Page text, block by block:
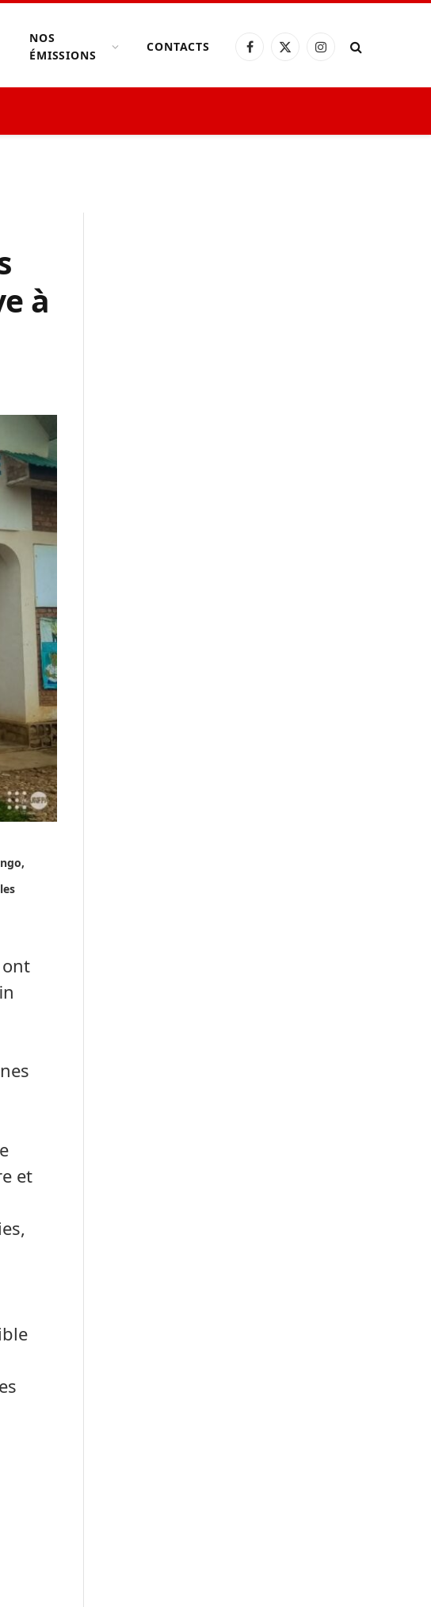
NOS
ÉMISSIONS
CONTACTS Facebook
X
Instagram
à
et